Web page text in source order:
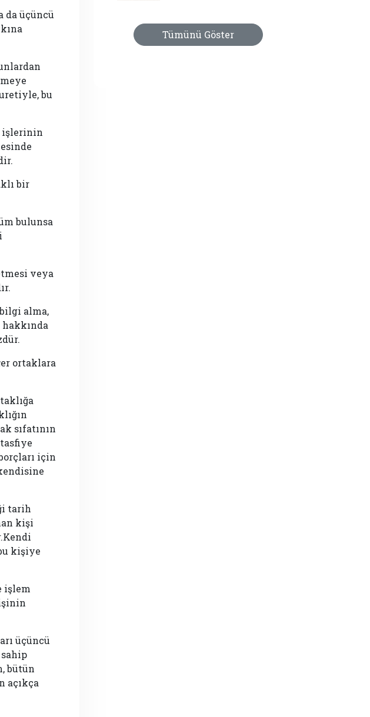
da üçüncü
bu
işlerinin
bir
bulunsa
veya
alma,
ortaklara
sıfatının
için
tarih
kişi
kişiye
işlem
üçüncü
bütün
açıkça
Tümünü Göster